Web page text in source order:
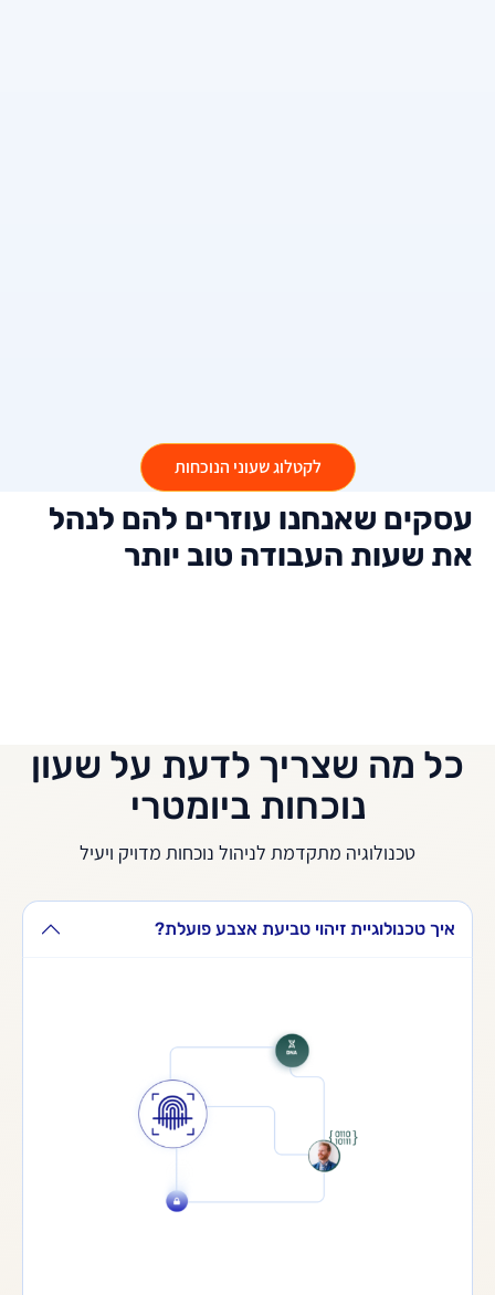
לקטלוג שעוני הנוכחות
עסקים שאנחנו עוזרים להם לנהל
את שעות העבודה טוב יותר
כל מה שצריך לדעת על שעון
נוכחות ביומטרי
טכנולוגיה מתקדמת לניהול נוכחות מדויק ויעיל
איך טכנולוגיית זיהוי טביעת אצבע פועלת?